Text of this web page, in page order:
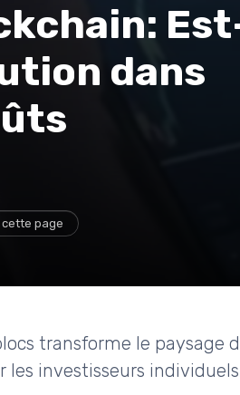
dans
page
transforme le paysage
investisseurs